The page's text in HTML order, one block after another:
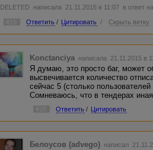
DELETED написала 21.11.2015 в 11:07 в ответ
Ответить / Цитировать / Скрыть ветку
Konctanciya написала 21.11.2015 в
Я думаю, это просто баг, может
высвечивается количество
сейчас 5 (столько
Сомневаюсь, что в тендерах
Ответить / Цитировать
Белоусов (advego) написал